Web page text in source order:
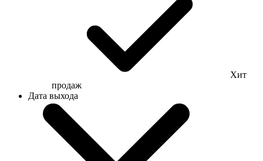
Хит
продаж
Дата выхода